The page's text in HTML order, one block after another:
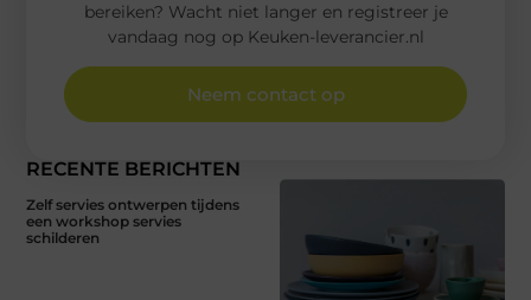
RECENTE BERICHTEN
Zelf servies ontwerpen tijdens
een workshop servies
schilderen
bereiken? Wacht niet langer en registreer je
vandaag nog op Keuken-leverancier.nl
Neem contact op